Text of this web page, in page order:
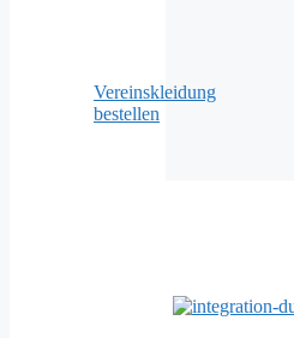
Vereinskleidung
bestellen